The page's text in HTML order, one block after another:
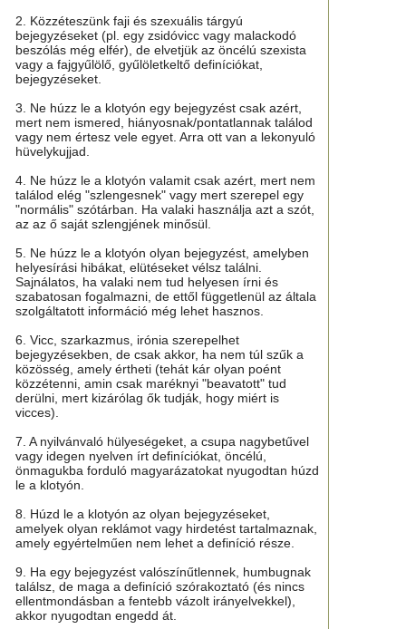
2. Közzéteszünk faji és szexuális tárgyú
bejegyzéseket (pl. egy zsidóvicc vagy malackodó
beszólás még elfér), de elvetjük az öncélú szexista
vagy a fajgyűlölő, gyűlöletkeltő definíciókat,
bejegyzéseket.
3. Ne húzz le a klotyón egy bejegyzést csak azért,
mert nem ismered, hiányosnak/pontatlannak találod
vagy nem értesz vele egyet. Arra ott van a lekonyuló
hüvelykujjad.
4. Ne húzz le a klotyón valamit csak azért, mert nem
találod elég "szlengesnek" vagy mert szerepel egy
"normális" szótárban. Ha valaki használja azt a szót,
az az ő saját szlengjének minősül.
5. Ne húzz le a klotyón olyan bejegyzést, amelyben
helyesírási hibákat, elütéseket vélsz találni.
Sajnálatos, ha valaki nem tud helyesen írni és
szabatosan fogalmazni, de ettől függetlenül az általa
szolgáltatott információ még lehet hasznos.
6. Vicc, szarkazmus, irónia szerepelhet
bejegyzésekben, de csak akkor, ha nem túl szűk a
közösség, amely értheti (tehát kár olyan poént
közzétenni, amin csak maréknyi "beavatott" tud
derülni, mert kizárólag ők tudják, hogy miért is
vicces).
7. A nyilvánvaló hülyeségeket, a csupa nagybetűvel
vagy idegen nyelven írt definíciókat, öncélú,
önmagukba forduló magyarázatokat nyugodtan húzd
le a klotyón.
8. Húzd le a klotyón az olyan bejegyzéseket,
amelyek olyan reklámot vagy hirdetést tartalmaznak,
amely egyértelműen nem lehet a definíció része.
9. Ha egy bejegyzést valószínűtlennek, humbugnak
találsz, de maga a definíció szórakoztató (és nincs
ellentmondásban a fentebb vázolt irányelvekkel),
akkor nyugodtan engedd át.